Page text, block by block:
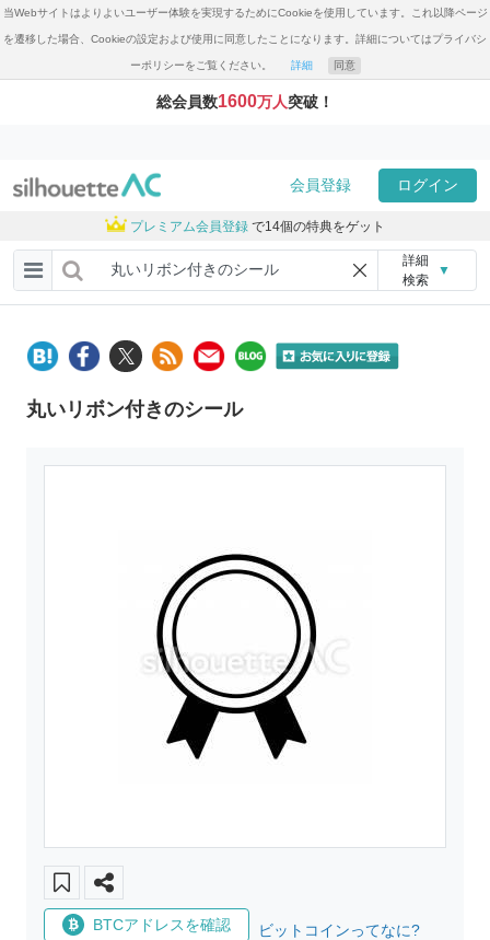
当Webサイトはよりよいユーザー体験を実現するためにCookieを使用しています。これ以降ページ
を遷移した場合、Cookieの設定および使用に同意したことになります。詳細についてはプライバシ
ーポリシーをご覧ください。 詳細 同意
総会員数1600万人突破！
会員登録 ログイン
プレミアム会員登録 で14個の特典をゲット
詳細
検索
▼
丸いリボン付きのシール
BTCアドレスを確認 ビットコインってなに?